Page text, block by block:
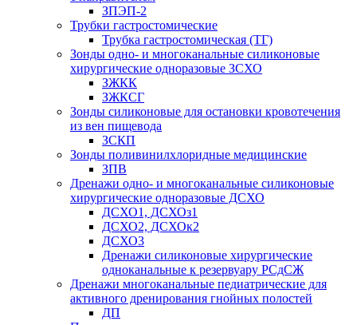
ЗПЭП-2
Трубки гастростомические
Трубка гастростомическая (ТГ)
Зонды одно- и многоканальные силиконовые
хирургические одноразовые ЗСХО
ЗЖКК
ЗЖКСГ
Зонды силиконовые для остановки кровотечения
из вен пищевода
ЗСКП
Зонды поливинилхлоридные медицинские
ЗПВ
Дренажи одно- и многоканальные силиконовые
хирургические одноразовые ДСХО
ДСХО1, ДСХОз1
ДСХО2, ДСХОк2
ДСХО3
Дренажи силиконовые хирургические
одноканальные к резервуару РСдСЖ
Дренажи многоканальные педиатрические для
активного дренирования гнойных полостей
ДП